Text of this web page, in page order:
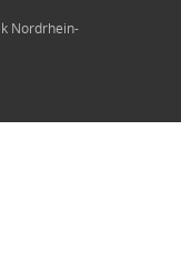
Nordrhein-